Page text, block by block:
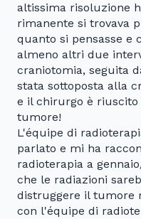
altissima risoluzione
rimanente si trovava
quanto si pensasse e
almeno altri due
craniotomia, seguita
stata sottoposta alla
e il chirurgo è
tumore!
L'équipe di
parlato e mi ha
radioterapia a
che le radiazioni
distruggere il tumore
con l'équipe di